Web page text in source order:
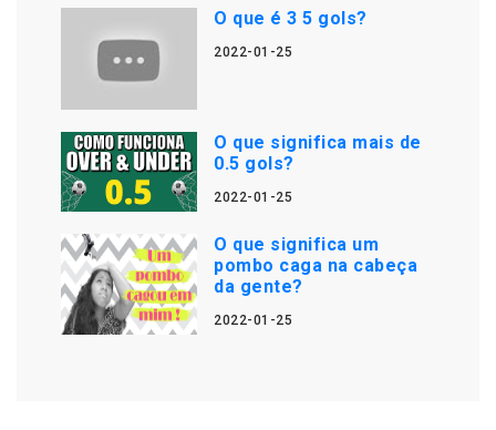
O que é 3 5 gols?
2022-01-25
O que significa mais de
0.5 gols?
2022-01-25
O que significa um
pombo caga na cabeça
da gente?
2022-01-25